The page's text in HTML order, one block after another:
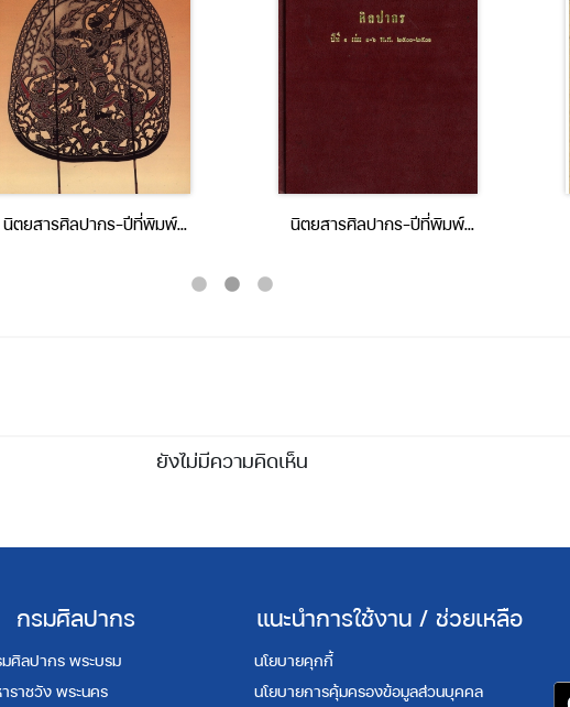
นิตยสารศิลปากร-ปีที่พิมพ์
นิตยสารศิลปากร-ปีที่พิมพ์
ยังไม่มีความคิดเห็น
กรมศิลปากร
ศิลปากร พระบรม
ราชวัง พระนคร
แนะนำการใช้งาน / ช่วยเหลือ
นโยบายคุกกี้
นโยบายการคุ้มครองข้อมูลส่วนบุคคล